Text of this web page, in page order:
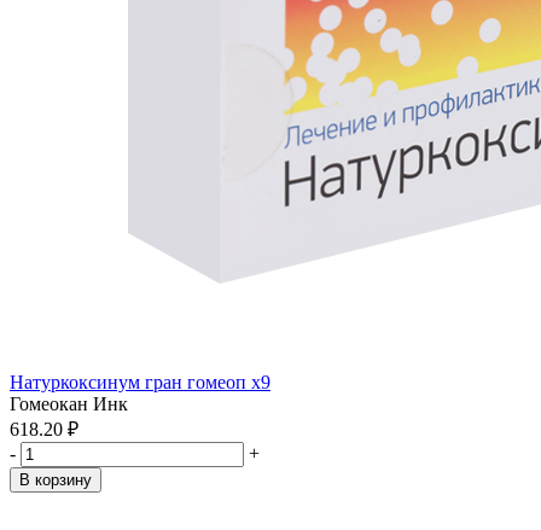
Натуркоксинум гран гомеоп x9
Гомеокан Инк
618.20 ₽
-
+
В корзину